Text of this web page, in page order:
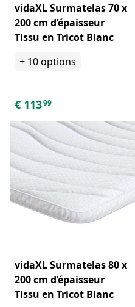
vidaXL Surmatelas 70 x
200 cm d’épaisseur
Tissu en Tricot Blanc
+ 10options
€ 11399
vidaXL Surmatelas 80 x
200 cm d’épaisseur
Tissu en Tricot Blanc